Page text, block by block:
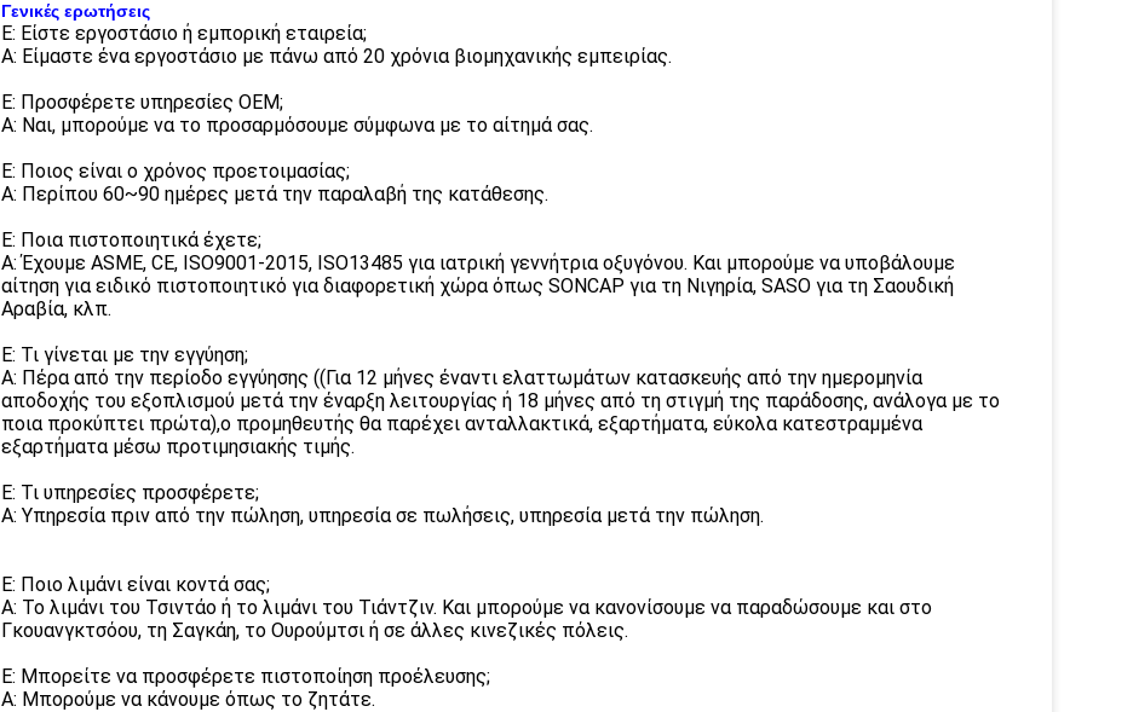
Γενικές ερωτήσεις
Ε: Είστε εργοστάσιο ή εμπορική εταιρεία;
Α: Είμαστε ένα εργοστάσιο με πάνω από 20 χρόνια βιομηχανικής εμπειρίας.
Ε: Προσφέρετε υπηρεσίες OEM;
Α: Ναι, μπορούμε να το προσαρμόσουμε σύμφωνα με το αίτημά σας.
Ε: Ποιος είναι ο χρόνος προετοιμασίας;
Α: Περίπου 60~90 ημέρες μετά την παραλαβή της κατάθεσης.
Ε: Ποια πιστοποιητικά έχετε;
Α: Έχουμε ASME, CE, ISO9001-2015, ISO13485 για ιατρική γεννήτρια οξυγόνου. Και μπορούμε να υποβάλουμε
αίτηση για ειδικό πιστοποιητικό για διαφορετική χώρα όπως SONCAP για τη Νιγηρία, SASO για τη Σαουδική
Αραβία, κλπ.
Ε: Τι γίνεται με την εγγύηση;
Α: Πέρα από την περίοδο εγγύησης ((Για 12 μήνες έναντι ελαττωμάτων κατασκευής από την ημερομηνία
αποδοχής του εξοπλισμού μετά την έναρξη λειτουργίας ή 18 μήνες από τη στιγμή της παράδοσης, ανάλογα με το
ποια προκύπτει πρώτα),ο προμηθευτής θα παρέχει ανταλλακτικά, εξαρτήματα, εύκολα κατεστραμμένα
εξαρτήματα μέσω προτιμησιακής τιμής.
Ε: Τι υπηρεσίες προσφέρετε;
Α: Υπηρεσία πριν από την πώληση, υπηρεσία σε πωλήσεις, υπηρεσία μετά την πώληση.
Ε: Ποιο λιμάνι είναι κοντά σας;
Α: Το λιμάνι του Τσιντάο ή το λιμάνι του Τιάντζιν. Και μπορούμε να κανονίσουμε να παραδώσουμε και στο
Γκουανγκτσόου, τη Σαγκάη, το Ουρούμτσι ή σε άλλες κινεζικές πόλεις.
Ε: Μπορείτε να προσφέρετε πιστοποίηση προέλευσης;
Α: Μπορούμε να κάνουμε όπως το ζητάτε.